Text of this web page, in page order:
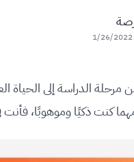
1/26/2022
مرحلة الدراسة إلى
كنت ذكيًا وموهوبًا، فأنت